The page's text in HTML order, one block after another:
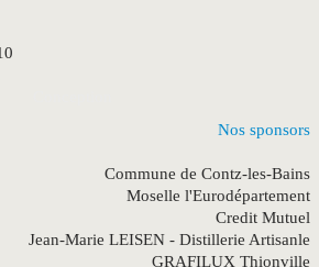
Nos sponsors
Commune de Contz-les-Bains
Moselle l'Eurodépartement
Credit Mutuel
Jean-Marie LEISEN - Distillerie Artisanle
GRAFILUX Thionville